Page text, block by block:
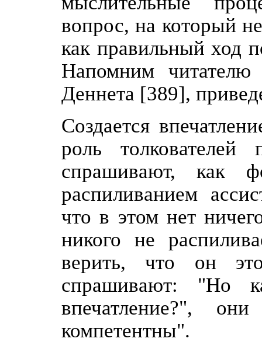
вопрос, на который
как правильный ход
Напомним
Деннета [389],
Создается
роль
спрашивают, как
распиливанием
что в этом нет
никого не
верить, что он
спрашивают: "Но
впечатление?",
компетентны".